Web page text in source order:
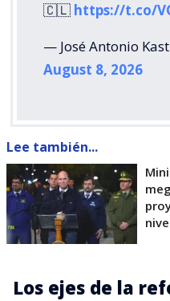
🇨🇱 https://t.co/
— José Antonio
August 8, 2026
Lee también...
Los ejes de la